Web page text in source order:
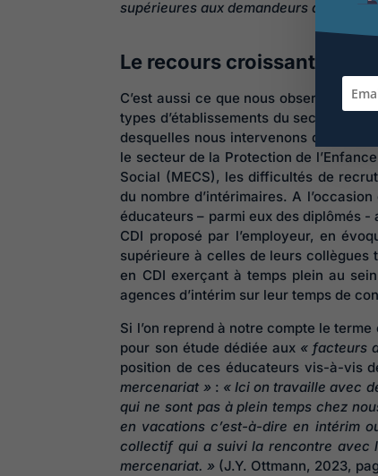
supérieures aux demandeurs d’emploi).
Le recours croissant à des
C’est aussi ce que nous observons
types d’établissements du secteur
desquelles nous intervenons dans le
le secteur de la Protection de
Social (MECS), les difficultés de
du nombre d’intérimaires. A
éducateurs – parmi eux des diplômés
CDI proposé par l’employeur, en
supérieure à celles de leurs collègues
en CDI exerçant à temps plein au
agences d’intérim sur leur temps de
Si l’on reprend à notre compte le
pour son étude dédiée aux « facteurs
position de ces éducateurs vis-à-vis
mercenariat » : « Ici on travaille avec
qui ne sont pas à plein temps chez
en vacations c’est-à-dire en intérim
collectif qui a suivi la rencontre avec
mercenariat. » (J.Y. Ottmann, 2023,